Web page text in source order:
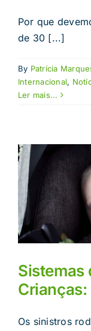
Por que
de 30 [...]
By Patrícia
Internacional,
Ler mais...
Sistemas
Os sinistros